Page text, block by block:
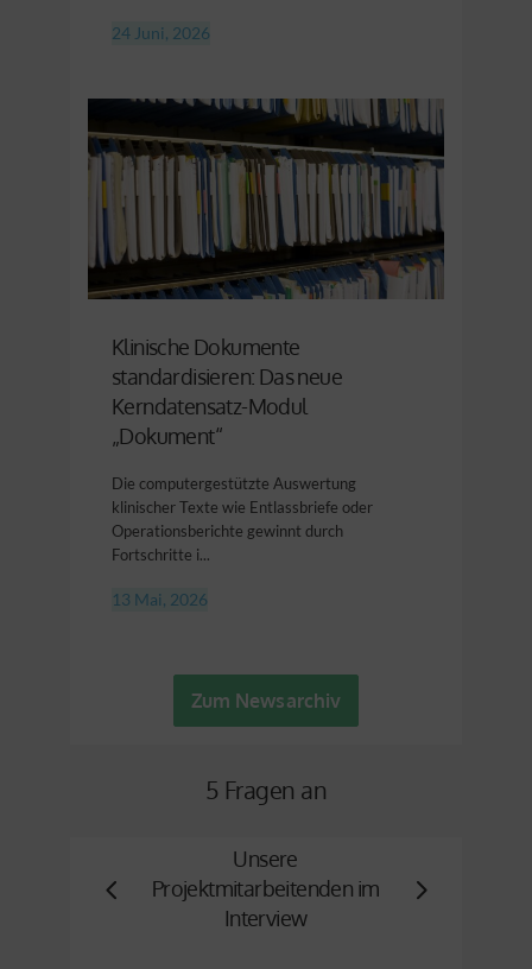
24 Juni, 2026
Klinische Dokumente
standardisieren: Das neue
Kerndatensatz-Modul
„Dokument“
Die computergestützte Auswertung
klinischer Texte wie Entlassbriefe oder
Operationsberichte gewinnt durch
Fortschritte i...
13 Mai, 2026
Zum Newsarchiv
5 Fragen an
Unsere
Projektmitarbeitenden im
Interview